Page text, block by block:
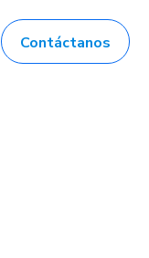
Contáctanos